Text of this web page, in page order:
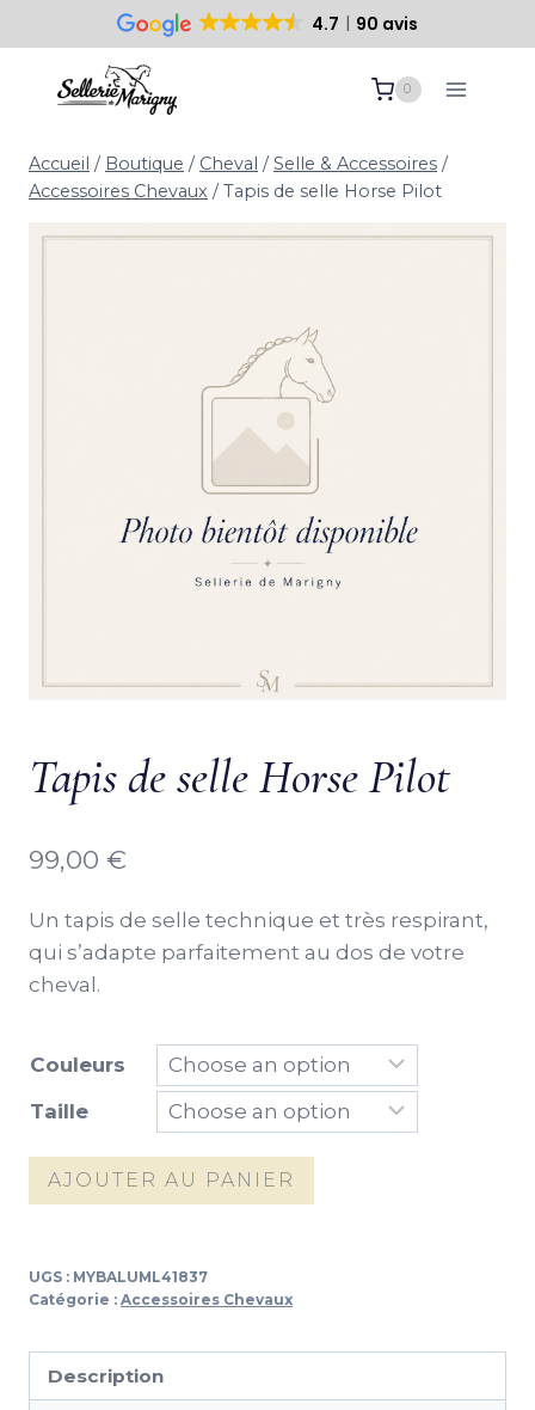
4.7 90 avis
10 ans d’expertise
Paiement sécurisé
0
Accueil / Boutique / Cheval / Selle & Accessoires /
Accessoires Chevaux / Tapis de selle Horse Pilot
Tapis de selle Horse Pilot
99,00 €
Un tapis de selle technique et très respirant,
qui s’adapte parfaitement au dos de votre
cheval.
Couleurs
Taille
quantité
de
de
selle
AJOUTER AU PANIER
UGS : MYBALUML41837
Catégorie : Accessoires Chevaux
Description